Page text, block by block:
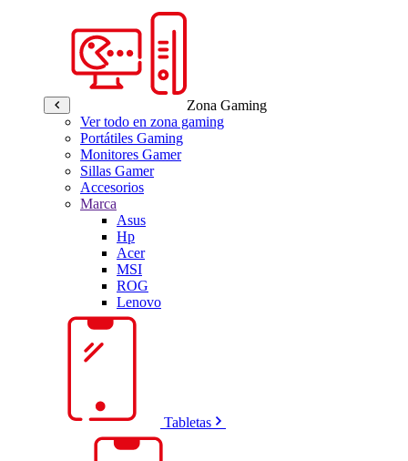
Zona Gaming
Ver todo en zona gaming
Portátiles Gaming
Monitores Gamer
Sillas Gamer
Accesorios
Marca
Asus
Hp
Acer
MSI
ROG
Lenovo
Tabletas